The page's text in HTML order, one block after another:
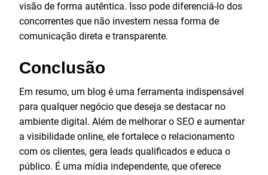
visão de forma autêntica. Isso pode diferenciá-lo dos
concorrentes que não investem nessa forma de
comunicação direta e transparente.
Conclusão
Em resumo, um blog é uma ferramenta indispensável
para qualquer negócio que deseja se destacar no
ambiente digital. Além de melhorar o SEO e aumentar
a visibilidade online, ele fortalece o relacionamento
com os clientes, gera leads qualificados e educa o
público. É uma mídia independente, que oferece